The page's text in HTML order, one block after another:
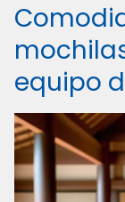
equipo